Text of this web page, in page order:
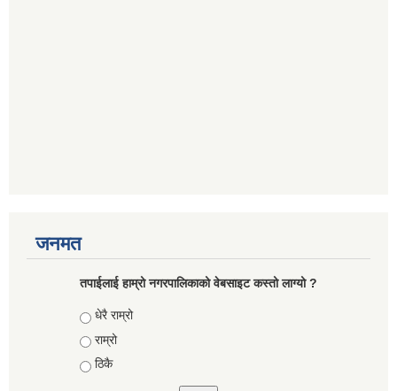
जनमत
तपाईलाई हाम्रो नगरपालिकाको वेबसाइट कस्तो लाग्यो ?
Choices
धेरै राम्रो
राम्रो
ठिकै